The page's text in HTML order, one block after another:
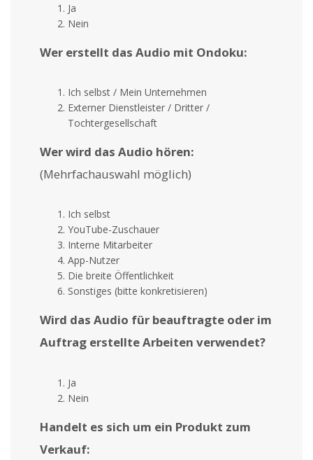
Ja
Nein
Wer erstellt das Audio mit Ondoku:
Ich selbst / Mein Unternehmen
Externer Dienstleister / Dritter /
Tochtergesellschaft
Wer wird das Audio hören:
(Mehrfachauswahl möglich)
Ich selbst
YouTube-Zuschauer
Interne Mitarbeiter
App-Nutzer
Die breite Öffentlichkeit
Sonstiges (bitte konkretisieren)
Wird das Audio für beauftragte oder im
Auftrag erstellte Arbeiten verwendet?
Ja
Nein
Handelt es sich um ein Produkt zum
Verkauf: